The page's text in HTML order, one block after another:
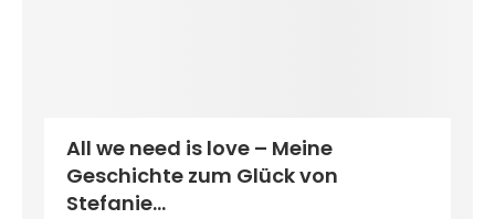
All we need is love – Meine
Geschichte zum Glück von
Stefanie...